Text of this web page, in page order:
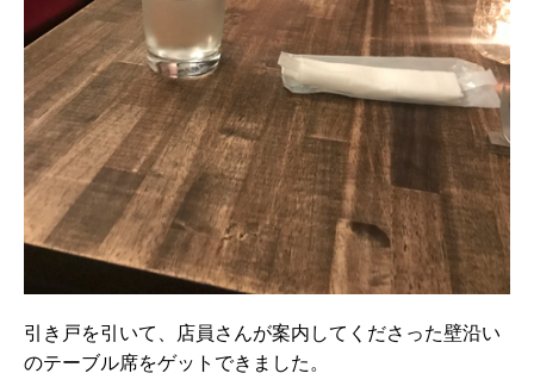
引き戸を引いて、店員さんが案内してくださった壁沿い
のテーブル席をゲットできました。